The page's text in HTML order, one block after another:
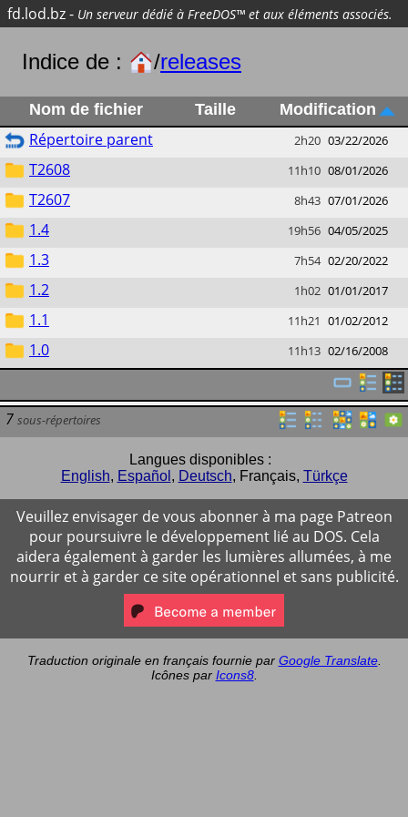
fd.lod.bz- Un serveur dédié à FreeDOS™ et aux éléments associés.
Indice de : /releases
Nom de fichier Taille Modification
Répertoire parent 2h20 03/22/2026
T2608 11h10 08/01/2026
T2607 8h43 07/01/2026
1.4 19h56 04/05/2025
1.3 7h54 02/20/2022
1.2 1h02 01/01/2017
1.1 11h21 01/02/2012
1.0 11h13 02/16/2008
7 sous-répertoires
Langues disponibles :
English, Español , Deutsch, Français, Türkçe
Veuillez envisager de vous abonner à ma page Patreon
pour poursuivre le développement lié au DOS. Cela
aidera également à garder les lumières allumées, à me
nourrir et à garder ce site opérationnel et sans publicité.
Traduction originale en français fournie par Google Translate.
Icônes par Icons8.